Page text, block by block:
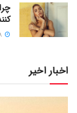
اخبار اخیر